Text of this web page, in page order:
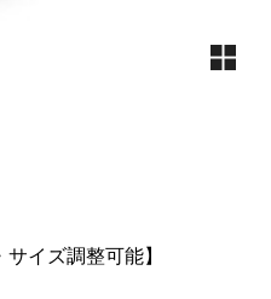
イズ調整可能】